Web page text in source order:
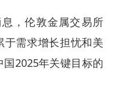
，伦敦金属交易所
于需求增长担忧和美
2025年关键目标的